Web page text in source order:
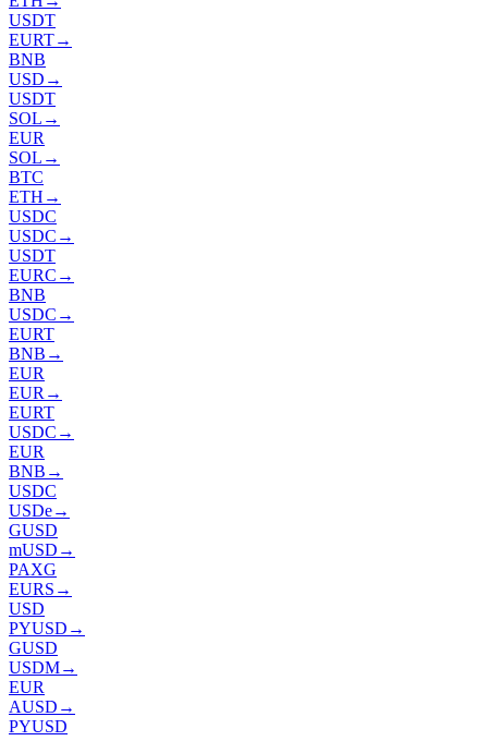
USDT
EURT→
BNB
USD →
USDT
SOL →
EUR
SOL →
BTC
ETH →
USDC
USDC →
USDT
EURC →
BNB
USDC →
EURT
BNB →
EUR
EUR →
EURT
USDC →
EUR
BNB →
USDC
USDe→
GUSD
mUSD →
PAXG
EURS →
USD
PYUSD →
GUSD
USDM→
EUR
AUSD →
PYUSD